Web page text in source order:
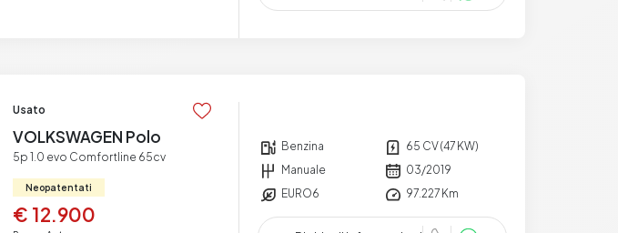
Usato
VOLKSWAGEN Polo
5p 1.0 evo Comfortline 65cv
Neopatentati
€ 12.900
Benzina
65 CV (47 KW)
Manuale
03/2019
EURO6
97.227 Km